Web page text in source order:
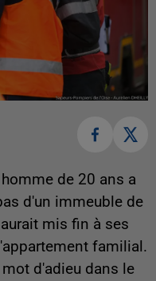
de 20 ans a
d'un immeuble de
mis fin à ses
familial.
d'adieu dans le